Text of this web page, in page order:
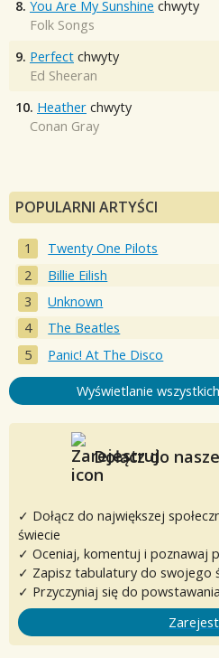
8. You Are My Sunshine chwyty
Folk Songs
9. Perfect chwyty
Ed Sheeran
10. Heather chwyty
Conan Gray
POPULARNI ARTYŚCI
Twenty One Pilots
Billie Eilish
Unknown
The Beatles
Panic! At The Disco
Wyświetlanie
Dołącz do
✓ Dołącz do największej
świecie
✓ Oceniaj, komentuj i poznawaj
✓ Zapisz tabulatury do swojego
✓ Przyczyniaj się do